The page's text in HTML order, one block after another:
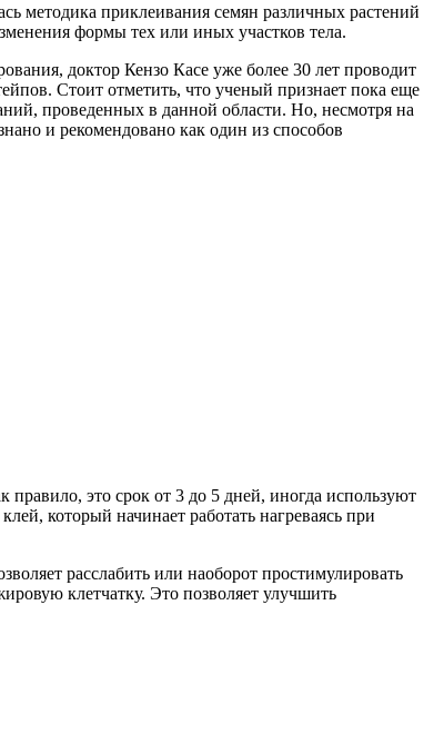
методика приклеивания семян различных растений
формы тех или иных участков тела.
доктор Кензо Касе уже более 30 лет проводит
Стоит отметить, что ученый признает пока еще
проведенных в данной области. Но, несмотря на
и рекомендовано как один из способов
это срок от 3 до 5 дней, иногда используют
который начинает работать нагреваясь при
расслабить или наоборот простимулировать
клетчатку. Это позволяет улучшить